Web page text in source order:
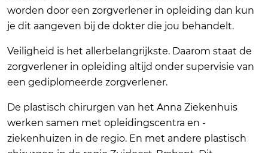
worden door een zorgverlener in opleiding dan kun
je dit aangeven bij de dokter die jou behandelt.
Veiligheid is het allerbelangrijkste. Daarom staat de
zorgverlener in opleiding altijd onder supervisie van
een gediplomeerde zorgverlener.
De plastisch chirurgen van het Anna Ziekenhuis
werken samen met opleidingscentra en -
ziekenhuizen in de regio. En met andere plastisch